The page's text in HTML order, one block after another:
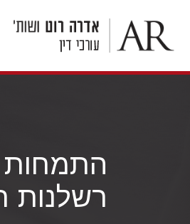
דלג
התמחות
רשלנות